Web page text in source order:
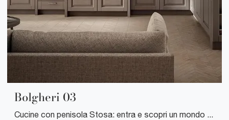
Bolgheri 03
Cucine con penisola Stosa: entra e scopri un mondo di stile e design! La cucina classica Bolgheri 03 ti aspetta.